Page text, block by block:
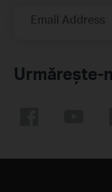
Email Address
Urmărește-